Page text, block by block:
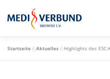
Inhalt
springen
Startseite »Aktuelles »Highlights des